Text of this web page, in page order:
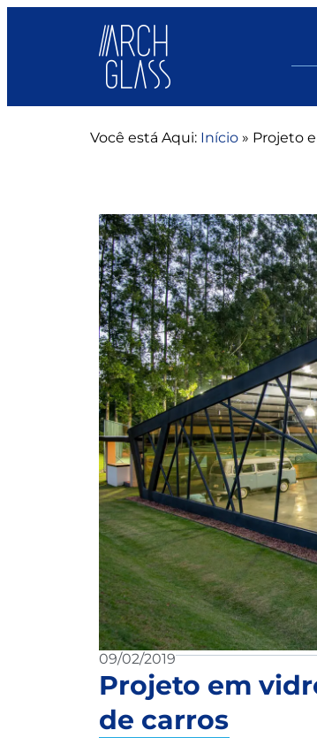
Você está Aqui: Início » Projeto
09/02/2019
Projeto em
de carros